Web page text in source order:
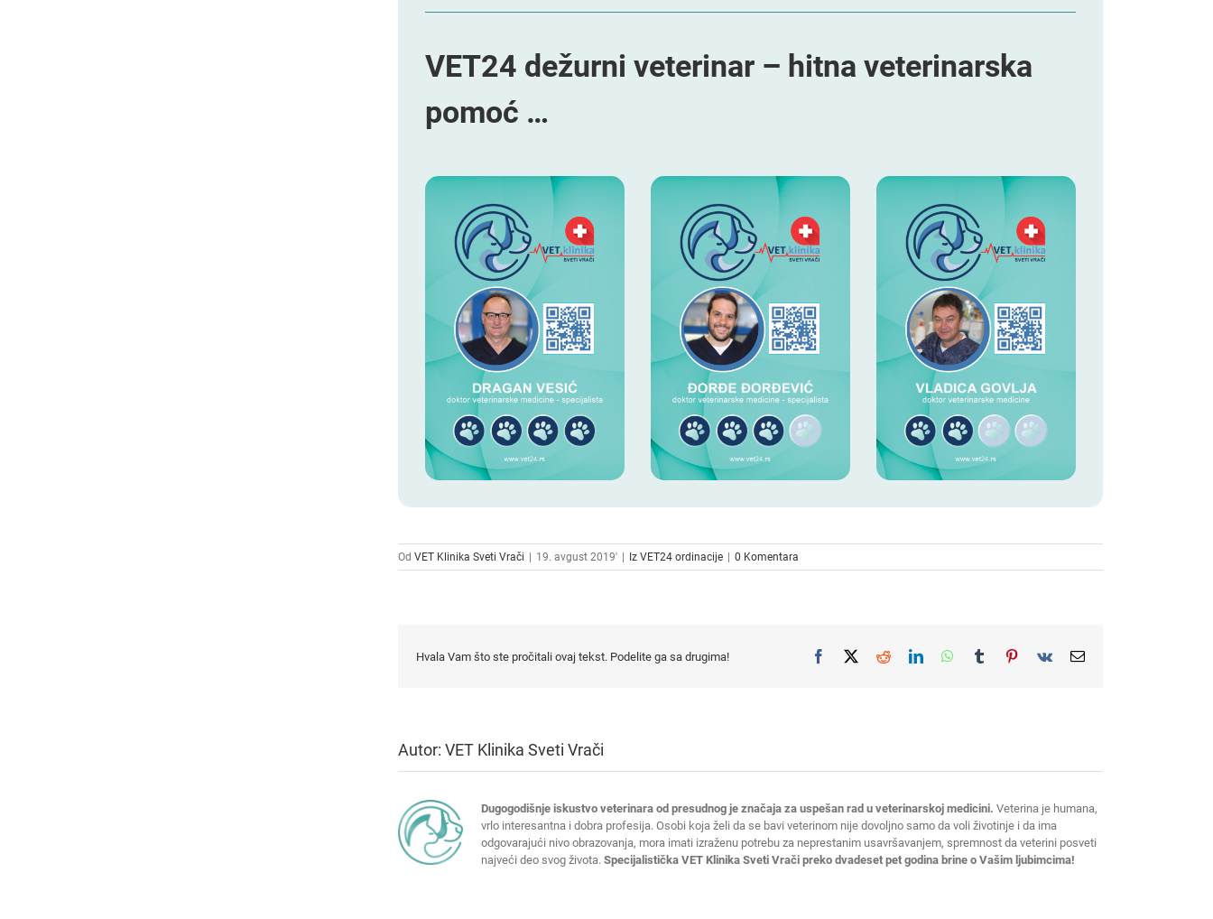
VET24 dežurni veterinar – hitna veterinarska
pomoć …
Od VET Klinika Sveti Vrači 19. avgust 2019' Iz VET24 ordinacije 0 Komentara
Hvala Vam što ste pročitali ovaj tekst. Podelite ga sa drugima! Facebook RedditLinkedInWhatsApp
Tumblr Pinterest
Vk Email
Autor: VET Klinika Sveti Vrači
Dugogodišnje iskustvo veterinara od presudnog je značaja za uspešan rad u veterinarskoj medicini. Veterina je humana,
vrlo interesantna i dobra profesija. Osobi koja želi da se bavi veterinom nije dovoljno samo da voli životinje i da ima
odgovarajući nivo obrazovanja, mora imati izraženu potrebu za neprestanim usavršavanjem, spremnost da veterini posveti
najveći deo svog života. Specijalistička VET Klinika Sveti Vrači preko dvadeset pet godina brine o Vašim ljubimcima!